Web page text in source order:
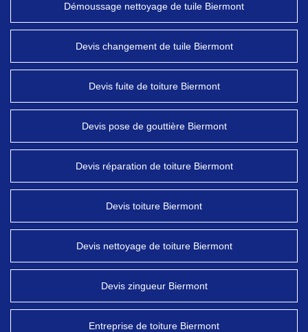
Démoussage nettoyage de tuile Biermont
Devis changement de tuile Biermont
Devis fuite de toiture Biermont
Devis pose de gouttière Biermont
Devis réparation de toiture Biermont
Devis toiture Biermont
Devis nettoyage de toiture Biermont
Devis zingueur Biermont
Entreprise de toiture Biermont